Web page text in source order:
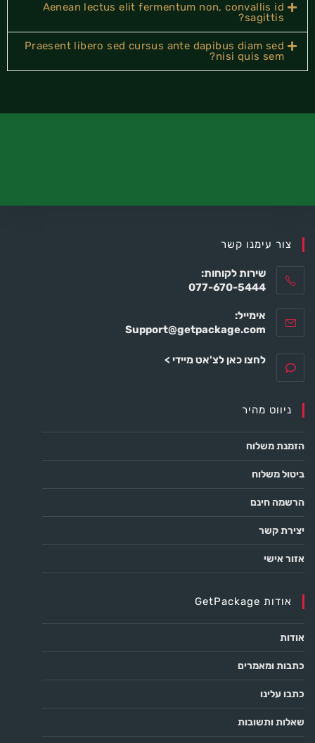
Aenean lectus elit fermentum non, convallis id
sagittis?
Praesent libero sed cursus ante dapibus diam sed
nisi quis sem?
צור עימנו קשר
שירות לקוחות:
077-670-5444
אימייל:
Support@getpackage.com
לחצו כאן לצ'אט מיידי >
ניווט מהיר
הזמנת משלוח
ביטול משלוח
הרשמה חינם
יצירת קשר
אזור אישי
אודות GetPackage
אודות
כתבות ומאמרים
כתבו עלינו
שאלות ותשובות